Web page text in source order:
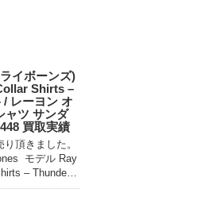
イボーンズ)
Shirts –
レーヨン オ
ャツ サンダ
買取実績
頂きました。
モデル Ray
– Thunderbi
相場 お問い合